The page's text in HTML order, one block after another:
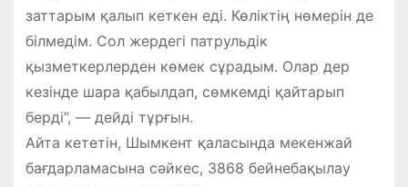
заттарым қалып кеткен еді. Көліктің нөмерін де
білмедім. Сол жердегі патрульдік
қызметкерлерден көмек сұрадым. Олар дер
кезінде шара қабылдап, сөмкемді қайтарып
берді”, — дейді тұрғын.
Айта кететін, Шымкент қаласында мекенжай
бағдарламасына сәйкес, 3868 бейнебақылау